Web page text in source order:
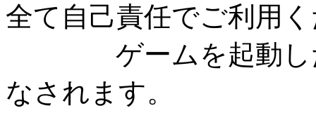
全て自己責任でご利用
ゲームを起動した
なされます。